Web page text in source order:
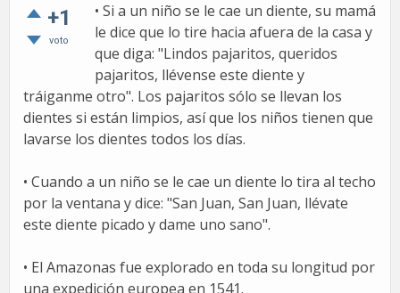
+1
voto
• Si a un niño se le cae un diente, su mamá
le dice que lo tire hacia afuera de la casa y
que diga: "Lindos pajaritos, queridos
pajaritos, llévense este diente y
tráiganme otro". Los pajaritos sólo se llevan los
dientes si están limpios, así que los niños tienen que
lavarse los dientes todos los días.
• Cuando a un niño se le cae un diente lo tira al techo
por la ventana y dice: "San Juan, San Juan, llévate
este diente picado y dame uno sano".
• El Amazonas fue explorado en toda su longitud por
una expedición europea en 1541.